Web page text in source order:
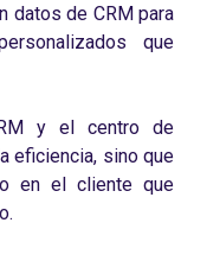
datos de CRM para
que
y el centro de
eficiencia, sino que
en el cliente que